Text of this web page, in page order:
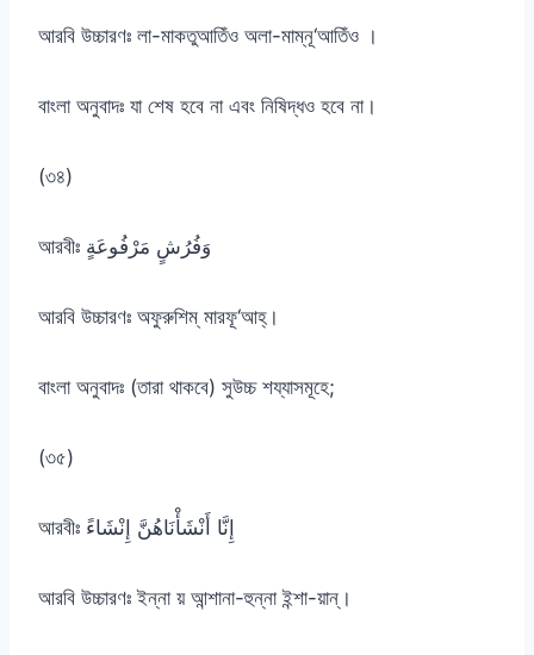
আরবি উচ্চারণঃ লা-মাকতুআতিঁও অলা-মাম্নূ‘আতিঁও ।
বাংলা অনুবাদঃ যা শেষ হবে না এবং নিষিদ্ধও হবে না।
(৩৪)
আরবীঃ وَفُرُشٍ مَرْفُوعَةٍ
আরবি উচ্চারণঃ অফুরুশিম্ মারফূ‘আহ্।
বাংলা অনুবাদঃ (তারা থাকবে) সুউচ্চ শয্যাসমূহে;
(৩৫)
আরবীঃ إِنَّا أَنْشَأْنَاهُنَّ إِنْشَاءً
আরবি উচ্চারণঃ ইন্না য় আন্শানা-হুন্না ইন্শা-য়ান্।